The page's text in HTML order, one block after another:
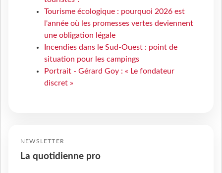
Tourisme écologique : pourquoi 2026 est
l'année où les promesses vertes deviennent
une obligation légale
Incendies dans le Sud-Ouest : point de
situation pour les campings
Portrait - Gérard Goy : « Le fondateur
discret »
NEWSLETTER
La quotidienne pro